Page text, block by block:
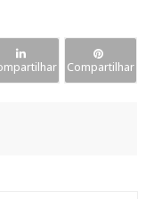
Compartilhar